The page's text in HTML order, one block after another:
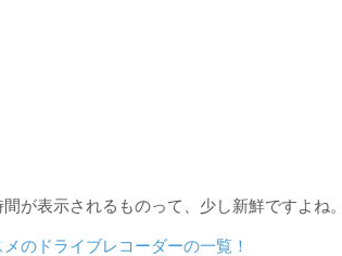
が表示されるものって、少し新鮮ですよね。
のドライブレコーダーの一覧！